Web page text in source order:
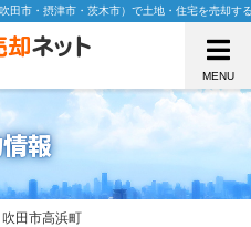
田市・摂津市・茨木市）で土地・住宅を売却す
MENU
報
吹田市高浜町